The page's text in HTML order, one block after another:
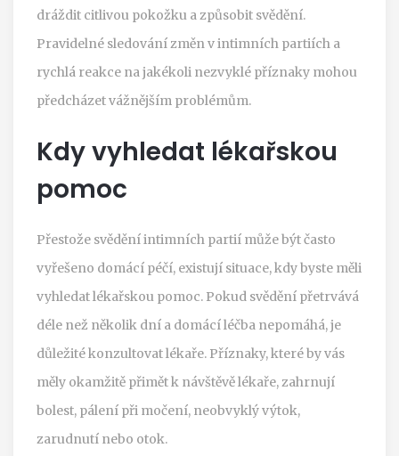
dráždit citlivou pokožku a způsobit svědění.
Pravidelné sledování změn v intimních partiích a
rychlá reakce na jakékoli nezvyklé příznaky mohou
předcházet vážnějším problémům.
Kdy vyhledat lékařskou
pomoc
Přestože svědění intimních partií může být často
vyřešeno domácí péčí, existují situace, kdy byste měli
vyhledat lékařskou pomoc. Pokud svědění přetrvává
déle než několik dní a domácí léčba nepomáhá, je
důležité konzultovat lékaře. Příznaky, které by vás
měly okamžitě přimět k návštěvě lékaře, zahrnují
bolest, pálení při močení, neobvyklý výtok,
zarudnutí nebo otok.